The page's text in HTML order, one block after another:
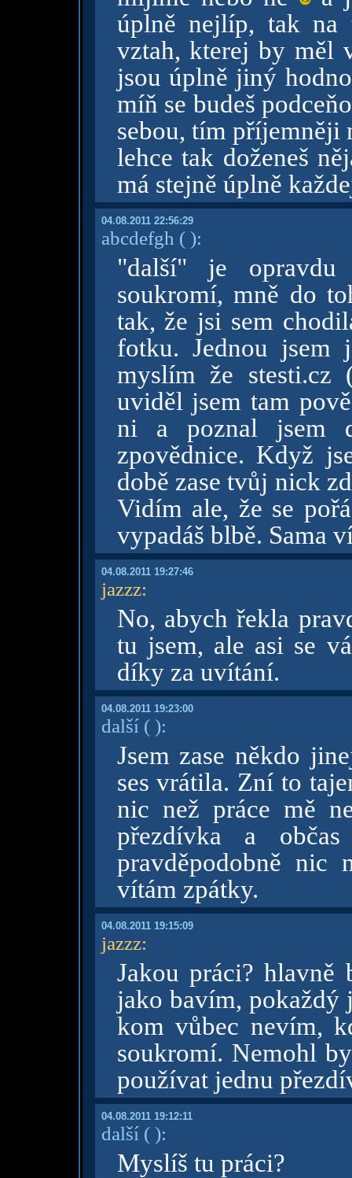
úplně nejlíp, tak na
vztah, kterej by měl
jsou úplně jiný
míň se budeš
sebou, tím příjemněji
lehce tak doženeš
má stejně úplně
04.08.2011 22:56:29
abcdefgh ( ):
"další" je
soukromí, mně do
tak, že jsi sem
fotku. Jednou jsem
myslím že stesti.cz
uviděl jsem tam
ni a poznal jsem
zpovědnice. Když
době zase tvůj nick
Vidím ale, že se
vypadáš blbě. Sama
04.08.2011 19:27:46
jazzz:
No, abych řekla
tu jsem, ale asi se
díky za uvítání.
04.08.2011 19:23:00
další ( ):
Jsem zase někdo
ses vrátila. Zní to
nic než práce mě
přezdívka a
pravděpodobně nic
vítám zpátky.
04.08.2011 19:15:09
jazzz:
Jakou práci?
jako bavím, pokaždý
kom vůbec nevím,
soukromí. Nemohl
používat jednu
04.08.2011 19:12:11
další( ):
Myslíš tu práci?